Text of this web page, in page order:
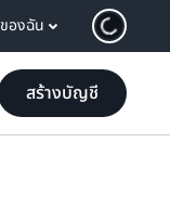
องฉัน
สร้างบัญชี